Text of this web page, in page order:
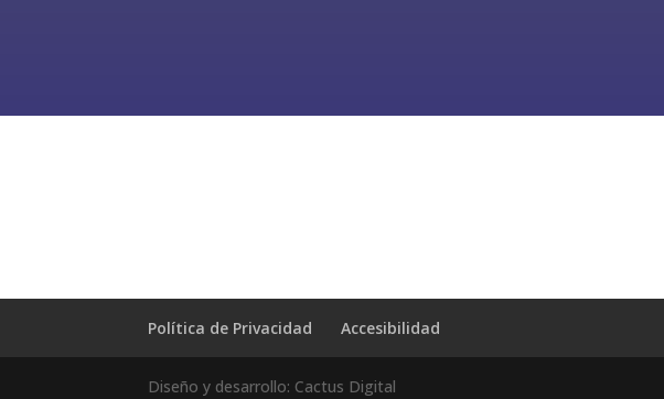
Política de Privacidad Accesibilidad
Diseño y desarrollo: Cactus Digital